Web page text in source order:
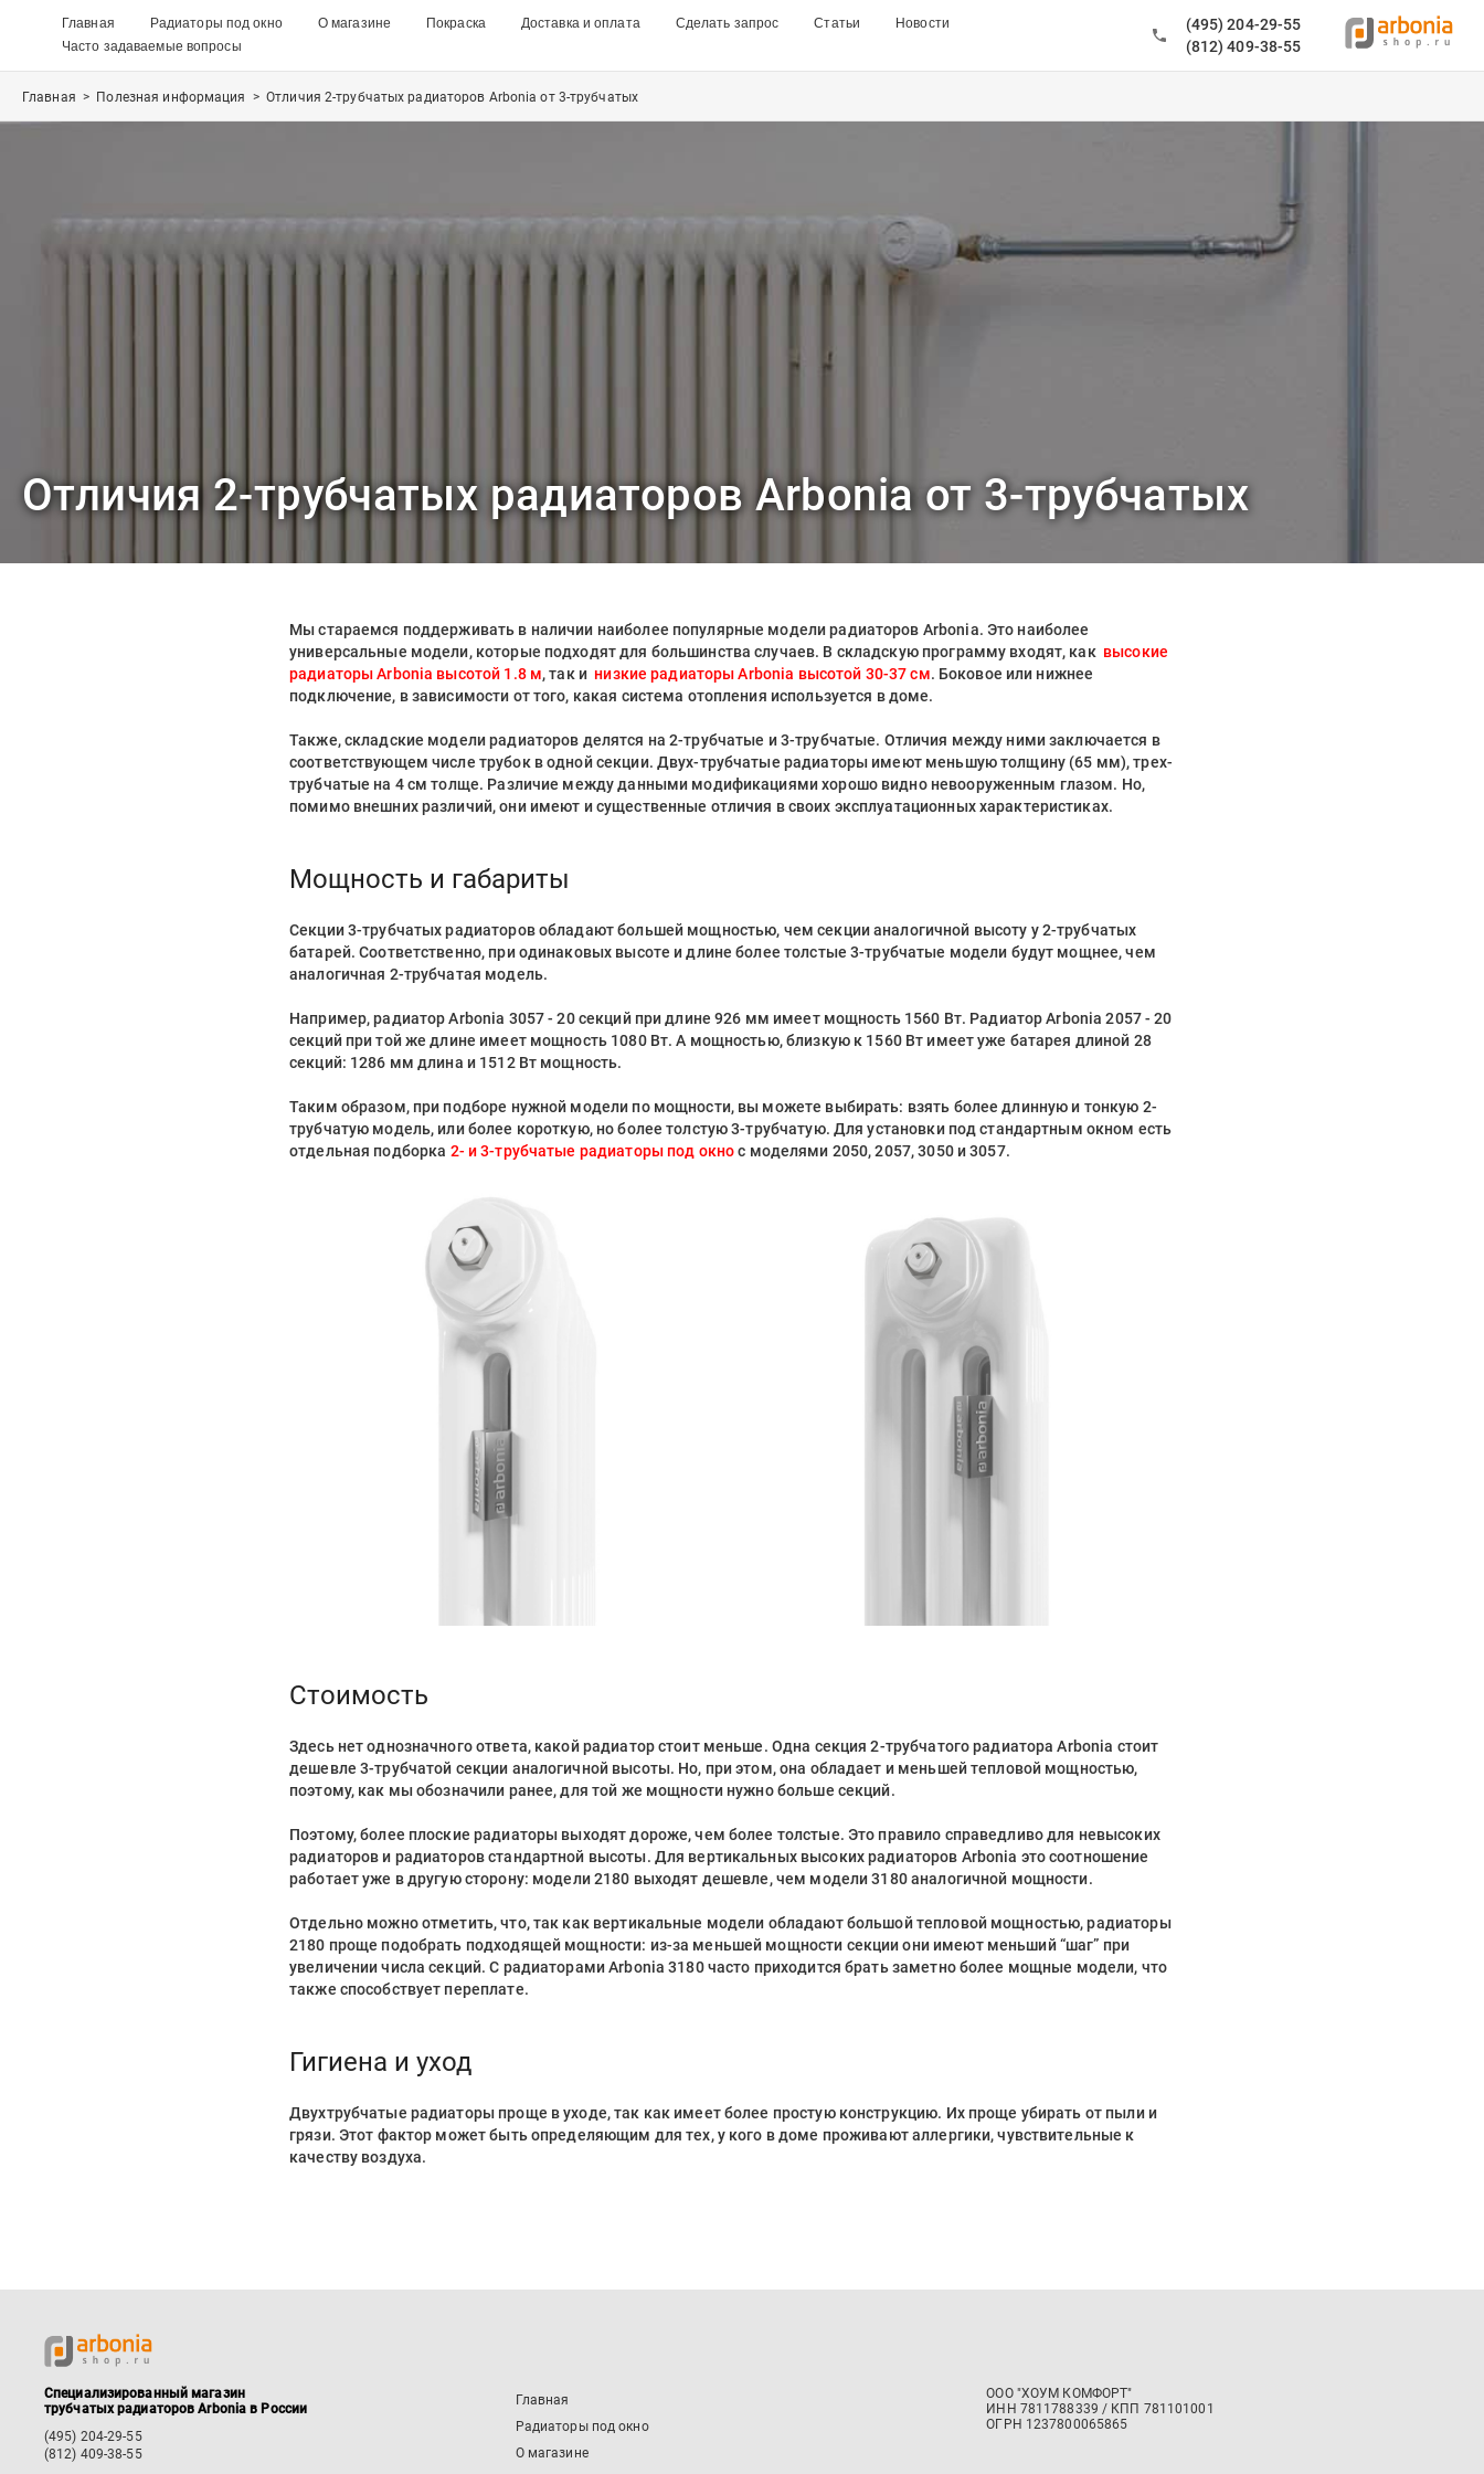
Главная Радиаторы под окно О магазине Покраска Доставка и оплата Сделать запрос Статьи
Новости
Часто задаваемые вопросы
(495) 204-29-55
(812) 409-38-55
Главная > Полезная информация >Отличия 2-трубчатых радиаторов Arbonia от 3-трубчатых
Отличия 2-трубчатых радиаторов Arbonia от 3-трубчатых
Мы стараемся поддерживать в наличии наиболее популярные модели радиаторов Arbonia. Это наиболее
универсальные модели, которые подходят для большинства случаев. В складскую программу входят, как высокие
радиаторы Arbonia высотой 1.8 м, так и низкие радиаторы Arbonia высотой 30-37 см. Боковое или нижнее
подключение, в зависимости от того, какая система отопления используется в доме.
Также, складские модели радиаторов делятся на 2-трубчатые и 3-трубчатые. Отличия между ними заключается в
соответствующем числе трубок в одной секции. Двух-трубчатые радиаторы имеют меньшую толщину (65 мм), трех-
трубчатые на 4 см толще. Различие между данными модификациями хорошо видно невооруженным глазом. Но,
помимо внешних различий, они имеют и существенные отличия в своих эксплуатационных характеристиках.
Мощность и габариты
Секции 3-трубчатых радиаторов обладают большей мощностью, чем секции аналогичной высоту у 2-трубчатых
батарей. Соответственно, при одинаковых высоте и длине более толстые 3-трубчатые модели будут мощнее, чем
аналогичная 2-трубчатая модель.
Например, радиатор Arbonia 3057 - 20 секций при длине 926 мм имеет мощность 1560 Вт. Радиатор Arbonia 2057 - 20
секций при той же длине имеет мощность 1080 Вт. А мощностью, близкую к 1560 Вт имеет уже батарея длиной 28
секций: 1286 мм длина и 1512 Вт мощность.
Таким образом, при подборе нужной модели по мощности, вы можете выбирать: взять более длинную и тонкую 2-
трубчатую модель, или более короткую, но более толстую 3-трубчатую. Для установки под стандартным окном есть
отдельная подборка 2- и 3-трубчатые радиаторы под окнос моделями 2050, 2057, 3050 и 3057.
Стоимость
Здесь нет однозначного ответа, какой радиатор стоит меньше. Одна секция 2-трубчатого радиатора Arbonia стоит
дешевле 3-трубчатой секции аналогичной высоты. Но, при этом, она обладает и меньшей тепловой мощностью,
поэтому, как мы обозначили ранее, для той же мощности нужно больше секций.
Поэтому, более плоские радиаторы выходят дороже, чем более толстые. Это правило справедливо для невысоких
радиаторов и радиаторов стандартной высоты. Для вертикальных высоких радиаторов Arbonia это соотношение
работает уже в другую сторону: модели 2180 выходят дешевле, чем модели 3180 аналогичной мощности.
Отдельно можно отметить, что, так как вертикальные модели обладают большой тепловой мощностью, радиаторы
2180 проще подобрать подходящей мощности: из-за меньшей мощности секции они имеют меньший “шаг” при
увеличении числа секций. С радиаторами Arbonia 3180 часто приходится брать заметно более мощные модели, что
также способствует переплате.
Гигиена и уход
Двухтрубчатые радиаторы проще в уходе, так как имеет более простую конструкцию. Их проще убирать от пыли и
грязи. Этот фактор может быть определяющим для тех, у кого в доме проживают аллергики, чувствительные к
качеству воздуха.
Специализированный магазин
трубчатых радиаторов Arbonia в России
(495) 204-29-55
(812) 409-38-55
Главная
Радиаторы под окно
О магазине
ООО "ХОУМ КОМФОРТ"
‍ИНН 7811788339 / КПП 781101001
ОГРН 1237800065865